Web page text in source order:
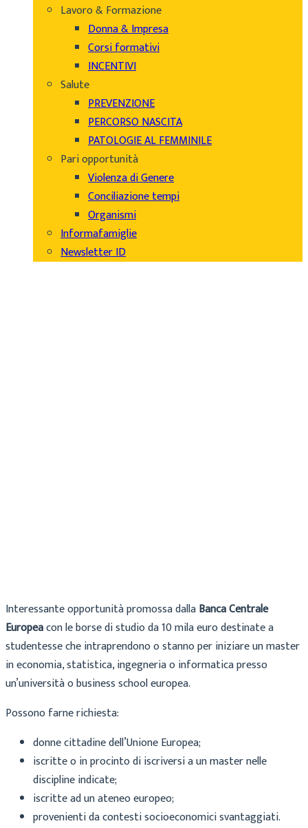
Lavoro & Formazione
Donna & Impresa
Corsi formativi
INCENTIVI
Salute
PREVENZIONE
PERCORSO NASCITA
PATOLOGIE AL FEMMINILE
Pari opportunità
Violenza di Genere
Conciliazione tempi
Organismi
Informafamiglie
Newsletter ID
Interessante opportunità promossa dallaBanca Centrale
Europeacon le borse di studio da 10 mila euro destinate a
studentesse che intraprendono o stanno per iniziare un master
in economia, statistica, ingegneria o informatica presso
un’università o business school europea.
Possono farne richiesta:
donne cittadine dell’Unione Europea;
iscritte o in procinto di iscriversi a un master nelle
discipline indicate;
iscritte ad un ateneo europeo;
provenienti da contesti socioeconomici svantaggiati.